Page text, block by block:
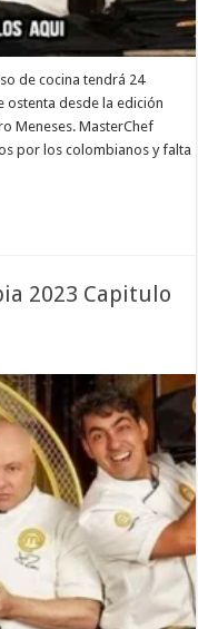
de cocina tendrá 24
ostenta desde la edición
Meneses. MasterChef
por los colombianos y falta
2023 Capitulo